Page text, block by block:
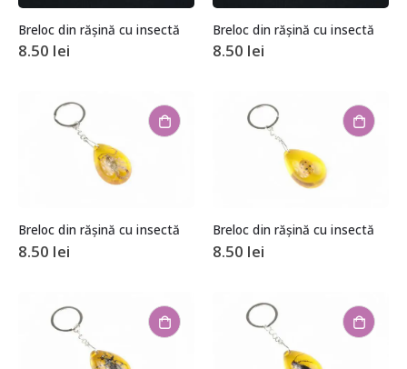
Breloc din rășină cu insectă
8.50 lei
Breloc din rășină cu insectă
8.50 lei
Breloc din rășină cu insectă
8.50 lei
Breloc din rășină cu insectă
8.50 lei